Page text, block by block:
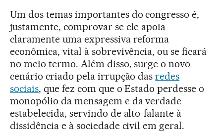
Um dos temas importantes do congresso é,
justamente, comprovar se ele apoia
claramente uma expressiva reforma
econômica, vital à sobrevivência, ou se ficará
no meio termo. Além disso, surge o novo
cenário criado pela irrupção dasredes
sociais, que fez com que o Estado perdesse o
monopólio da mensagem e da verdade
estabelecida, servindo de alto-falante à
dissidência e à sociedade civil em geral.